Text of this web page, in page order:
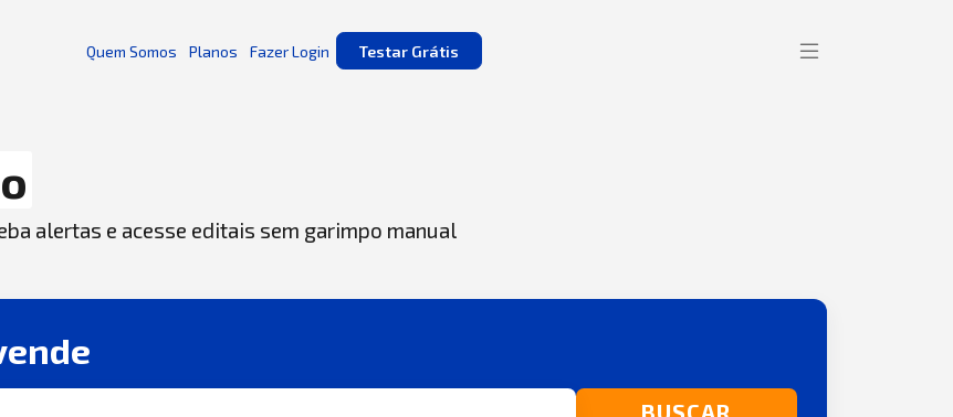
Quem Somos Planos Fazer Login Testar Grátis
alertas e acesse editais sem garimpo manual
BUSCAR